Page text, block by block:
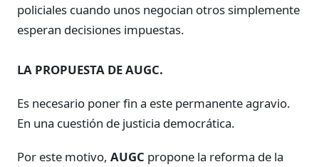
policiales cuando unos negocian otros simplemente
esperan decisiones impuestas.
LA PROPUESTA DE AUGC.
Es necesario poner fin a este permanente agravio.
En una cuestión de justicia democrática.
Por este motivo, AUGC propone la reforma de la